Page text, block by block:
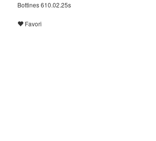
Bottines 610.02.25s
Favori